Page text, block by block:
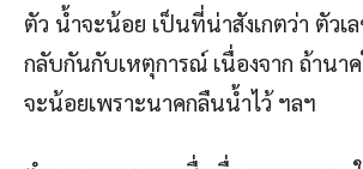
ตัว น้ำจะน้อย เป็นที่น่าสังเกตว่า ตัวเ
กลับกันกับเหตุการณ์ เนื่องจาก ถ้านา
จะน้อยเพราะนาคกลืนน้ำไว้ ฯลฯ